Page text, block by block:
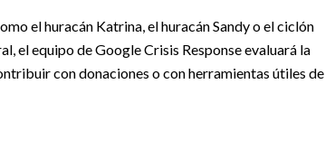
el huracán Katrina, el huracán Sandy o el ciclón
el equipo de Google Crisis Response evaluará la
con donaciones o con herramientas útiles de